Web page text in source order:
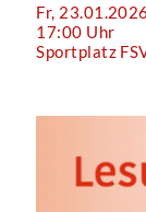
Fr, 23.01.2026
17:00 Uhr
Sportplatz